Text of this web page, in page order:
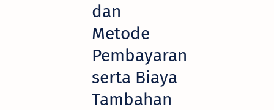
dan
Metode
Pembayaran
serta Biaya
Tambahan